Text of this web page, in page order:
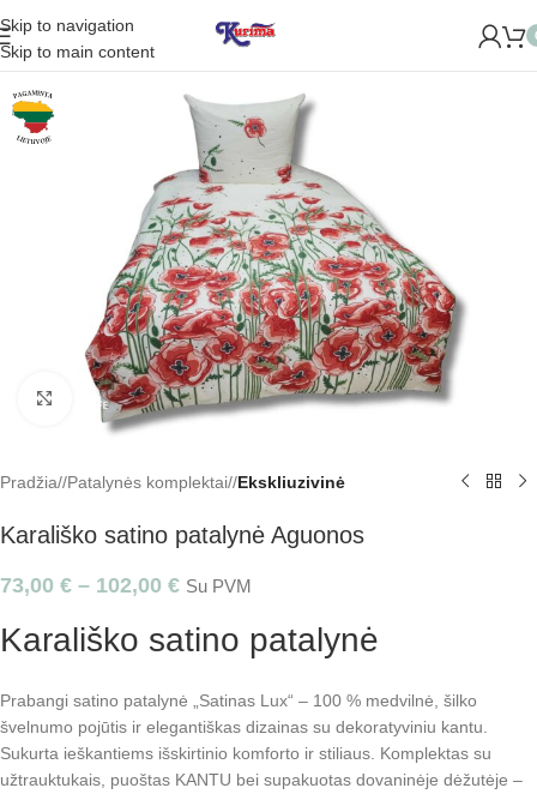
Skip to navigation
Skip to main content
Padidinti
Pradžia/ Patalynės komplektai/ Ekskliuzivinė
Karališko satino patalynė Aguonos
73,00 € – 102,00 € Su PVM
Karališko satino patalynė
Prabangi satino patalynė „Satinas Lux“ – 100 % medvilnė, šilko
švelnumo pojūtis ir elegantiškas dizainas su dekoratyviniu kantu.
Sukurta ieškantiems išskirtinio komforto ir stiliaus. Komplektas su
užtrauktukais, puoštas KANTU bei supakuotas dovaninėje dėžutėje –